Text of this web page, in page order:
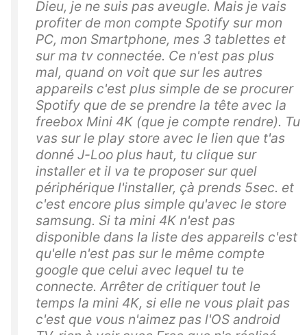
Dieu, je ne suis pas aveugle. Mais je vais
profiter de mon compte Spotify sur mon
PC, mon Smartphone, mes 3 tablettes et
sur ma tv connectée. Ce n'est pas plus
mal, quand on voit que sur les autres
appareils c'est plus simple de se procurer
Spotify que de se prendre la tête avec la
freebox Mini 4K (que je compte rendre). Tu
vas sur le play store avec le lien que t'as
donné J-Loo plus haut, tu clique sur
installer et il va te proposer sur quel
périphérique l'installer, çà prends 5sec. et
c'est encore plus simple qu'avec le store
samsung. Si ta mini 4K n'est pas
disponible dans la liste des appareils c'est
qu'elle n'est pas sur le même compte
google que celui avec lequel tu te
connecte. Arrêter de critiquer tout le
temps la mini 4K, si elle ne vous plait pas
c'est que vous n'aimez pas l'OS android